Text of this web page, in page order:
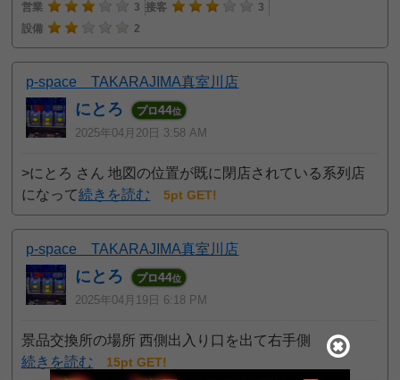
営業 3 接客
3
設備
2
p-space TAKARAJIMA真室川店
にとろ プロ44位
2025年04月20日 3:58 AM
>にとろ さん 地図の位置が既に閉店されている系列店
になって続きを読む 5pt GET!
p-space TAKARAJIMA真室川店
にとろ プロ44位
2025年04月19日 6:18 PM
景品交換所の場所 西側出入り口を出て右手側
続きを読む
15pt GET!